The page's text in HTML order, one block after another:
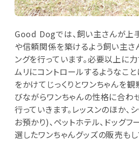
Good Dogでは、飼い主さんが上
や信頼関係を築けるよう飼い主さ
ングを行っています。必要以上に
ムリにコントロールするようなこ
をかけてじっくりとワンちゃんを
びながらワンちゃんの性格に合わ
行っていきます。レッスンのほか、
お預かり)、ペットホテル、ドッグ
選したワンちゃんグッズの販売もし